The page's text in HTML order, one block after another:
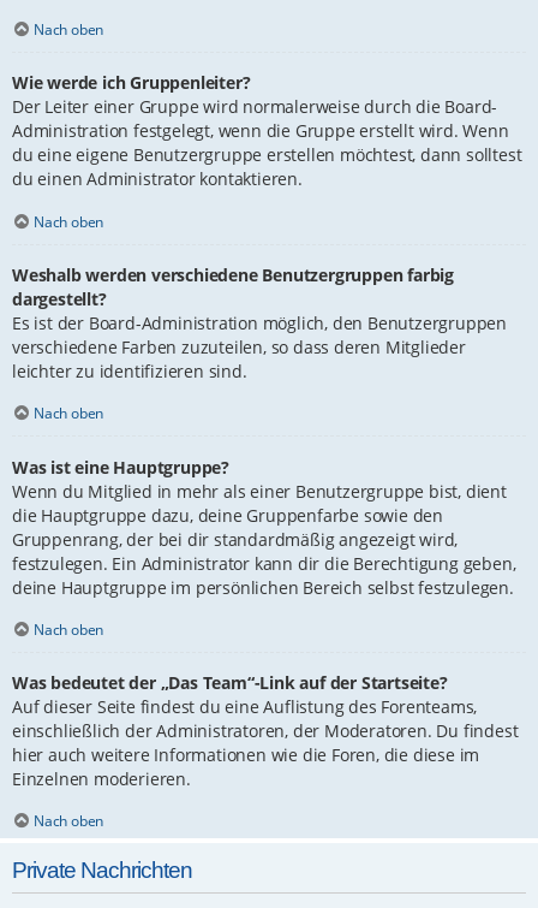
Nach oben
Wie werde ich Gruppenleiter?
Der Leiter einer Gruppe wird normalerweise durch die Board-
Administration festgelegt, wenn die Gruppe erstellt wird. Wenn
du eine eigene Benutzergruppe erstellen möchtest, dann solltest
du einen Administrator kontaktieren.
Nach oben
Weshalb werden verschiedene Benutzergruppen farbig
dargestellt?
Es ist der Board-Administration möglich, den Benutzergruppen
verschiedene Farben zuzuteilen, so dass deren Mitglieder
leichter zu identifizieren sind.
Nach oben
Was ist eine Hauptgruppe?
Wenn du Mitglied in mehr als einer Benutzergruppe bist, dient
die Hauptgruppe dazu, deine Gruppenfarbe sowie den
Gruppenrang, der bei dir standardmäßig angezeigt wird,
festzulegen. Ein Administrator kann dir die Berechtigung geben,
deine Hauptgruppe im persönlichen Bereich selbst festzulegen.
Nach oben
Was bedeutet der „Das Team“-Link auf der Startseite?
Auf dieser Seite findest du eine Auflistung des Forenteams,
einschließlich der Administratoren, der Moderatoren. Du findest
hier auch weitere Informationen wie die Foren, die diese im
Einzelnen moderieren.
Nach oben
Private Nachrichten